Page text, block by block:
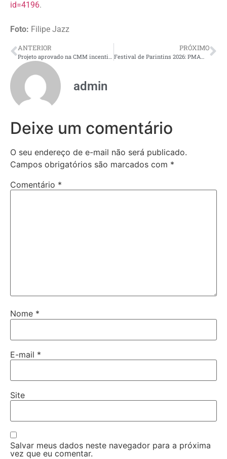
id=4196.
Foto: Filipe Jazz
ANTERIOR PRÓXIMO
admin
Deixe um comentário
O seu endereço de e-mail não será publicado.
Campos obrigatórios são marcados com *
Comentário *
Nome *
E-mail *
Site
Salvar meus dados neste navegador para a próxima
vez que eu comentar.